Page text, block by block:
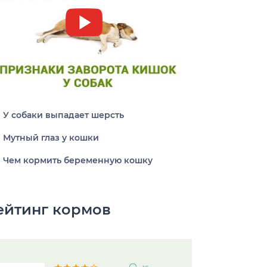
Заворот кишок у собак
У собаки выпадает шерсть
Мутный глаз у кошки
Чем кормить беременную кошку
кормов